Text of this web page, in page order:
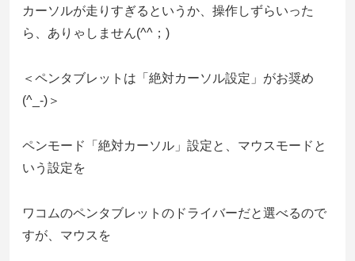
カーソルが走りすぎるというか、操作しずらいった
ら、ありゃしません(^^；)
＜ペンタブレットは「絶対カーソル設定」がお奨め
(^_-)＞
ペンモード「絶対カーソル」設定と、マウスモードと
いう設定を
ワコムのペンタブレットのドライバーだと選べるので
すが、マウスを